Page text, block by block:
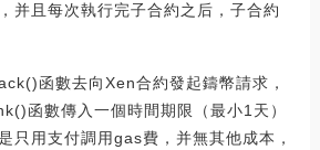
并且每次執行完子合約之后，子合約
函數去向Xen合約發起鑄幣請求，
函數傳入一個時間期限（最小1天）
只用支付調用gas費，并無其他成本，